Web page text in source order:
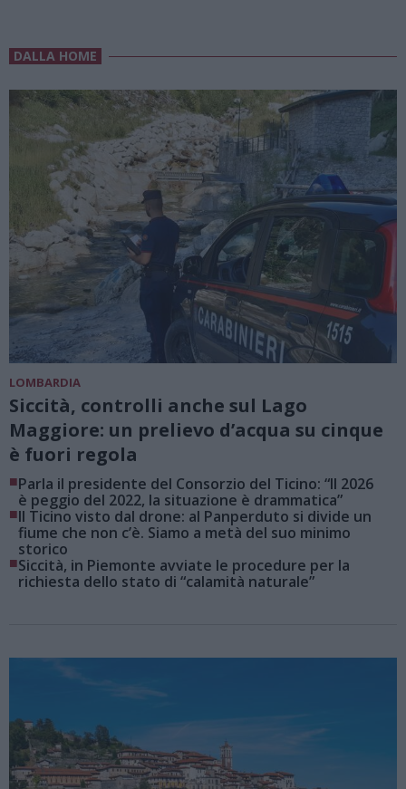
DALLA HOME
LOMBARDIA
Siccità, controlli anche sul Lago
Maggiore: un prelievo d’acqua su cinque
è fuori regola
■Parla il presidente del Consorzio del Ticino: “Il 2026
è peggio del 2022, la situazione è drammatica”
■Il Ticino visto dal drone: al Panperduto si divide un
fiume che non c’è. Siamo a metà del suo minimo
storico
■Siccità, in Piemonte avviate le procedure per la
richiesta dello stato di “calamità naturale”